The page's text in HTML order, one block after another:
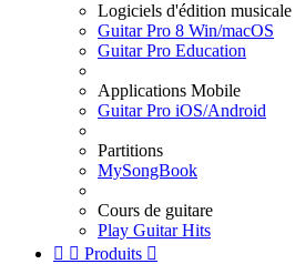
Logiciels d'édition musicale
Guitar Pro 8 Win/macOS
Guitar Pro Education
Applications Mobile
Guitar Pro iOS/Android
Partitions
MySongBook
Cours de guitare
Play Guitar Hits
  Produits 